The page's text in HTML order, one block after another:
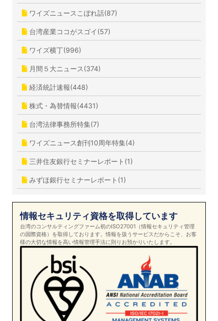
ワイズニュースこぼれ話(87)
台湾産業ココがスゴイ(57)
ワイズ横丁(996)
月間５大ニュース(374)
経済統計速報(448)
株式・為替情報(4431)
台湾法律事務所特集(7)
ワイズニュース創刊10周年特集(4)
三井住友銀行セミナーレポート(1)
みずほ銀行セミナーレポート(1)
情報セキュリティ資格を取得しています
台湾のコンサルティングファーム初のISO27001（情報セキュリティ管理
の国際資格）を取得しております。情報を扱うサービスだからこそ、お客
様の大切な情報を高い情報管理手法に則りお預かりいたします。